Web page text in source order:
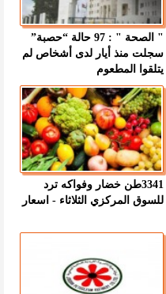
" الصحة " : 97 حالة “حصبة”
سجلت منذ أيار لدى أشخاص لم
يتلقوا المطعوم
3341طن خضار وفواكه ترد
للسوق المركزي الثلاثاء - اسعار